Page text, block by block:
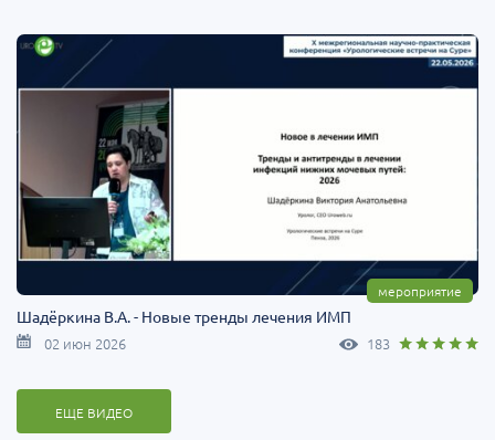
мероприятие
Шадёркина В.А. - Новые тренды лечения ИМП
02 июн 2026 183
ЕЩЕ ВИДЕО